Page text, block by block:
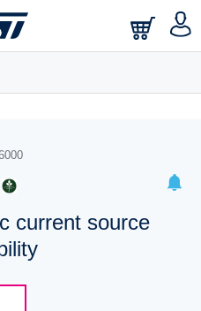
searches.
current source